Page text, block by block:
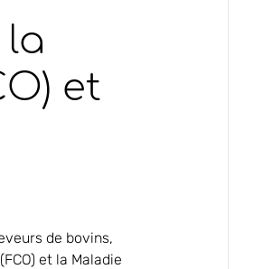
et
de bovins,
et la Maladie